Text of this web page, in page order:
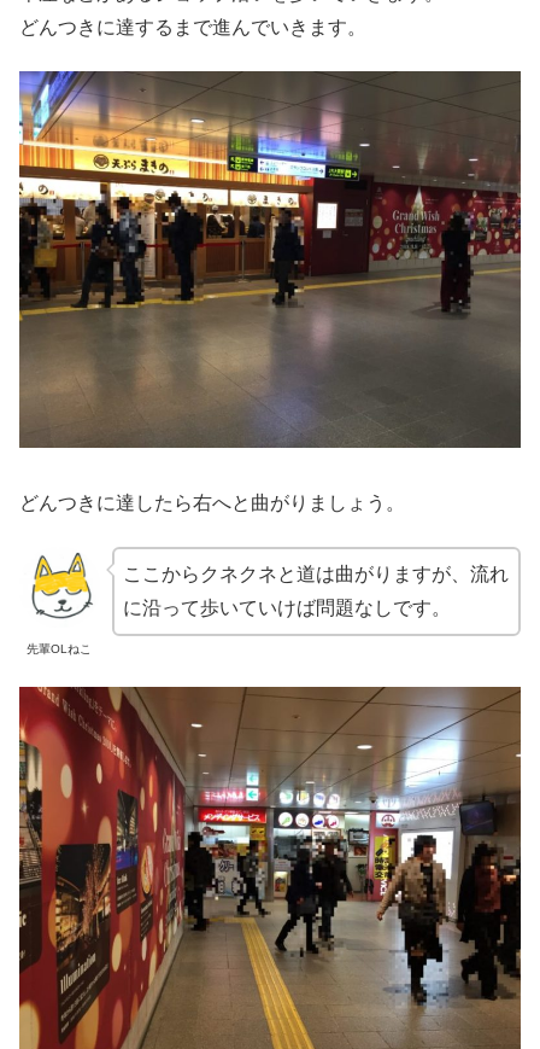
どんつきに達するまで進んでいきます。
どんつきに達したら右へと曲がりましょう。
先輩OLねこ
ここからクネクネと道は曲がりますが、流れ
に沿って歩いていけば問題なしです。